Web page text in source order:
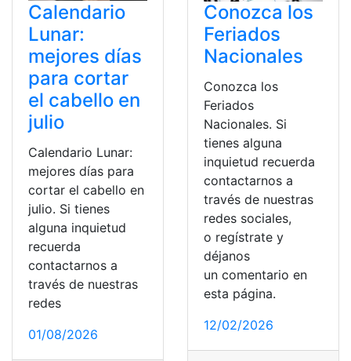
Calendario
Lunar:
mejores días
para cortar
el cabello en
julio
Calendario Lunar:
mejores días para
cortar el cabello en
julio. Si tienes
alguna inquietud
recuerda
contactarnos a
través de nuestras
redes
01/08/2026
Conozca los
Feriados
Nacionales
Conozca los
Feriados
Nacionales. Si
tienes alguna
inquietud recuerda
contactarnos a
través de nuestras
redes sociales,
o regístrate y
déjanos
un comentario en
esta página.
12/02/2026